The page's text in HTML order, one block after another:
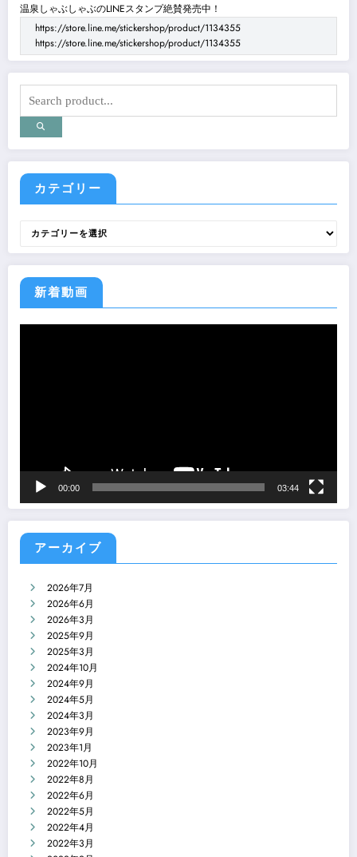
温泉しゃぶしゃぶのLINEスタンプ絶賛発売中！
https://store.line.me/stickershop/product/1134355
https://store.line.me/stickershop/product/1134355
カテゴリー
ゴ
ー
新着動画
00:00 03:44
アーカイブ
2026年7月
2026年6月
2026年3月
2025年9月
2025年3月
2024年10月
2024年9月
2024年5月
2024年3月
2023年9月
2023年1月
2022年10月
2022年8月
2022年6月
2022年5月
2022年4月
2022年3月